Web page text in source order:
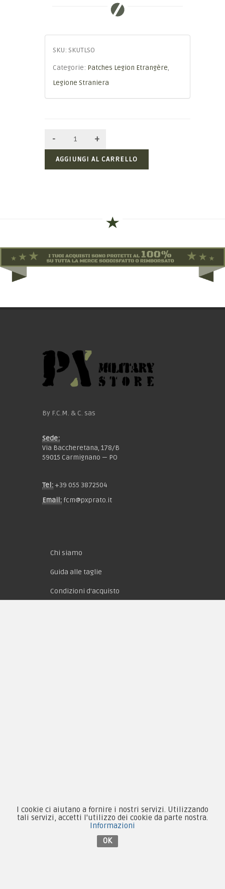
SKU: SKUTLSO
Categorie: Patches Legion Etrangère,
Legione Straniera
AGGIUNGI AL CARRELLO
By F.C.M. & C. sas
Sede:
Via Baccheretana, 178/B
59015 Carmignano — PO
Tel: +39 055 3872504
Email: fcm@pxprato.it
Chi siamo
Guida alle taglie
Condizioni d'acquisto
Contattaci su Facebook
I cookie ci aiutano a fornire i nostri servizi. Utilizzando
tali servizi, accetti l'utilizzo dei cookie da parte nostra.
Informazioni
OK